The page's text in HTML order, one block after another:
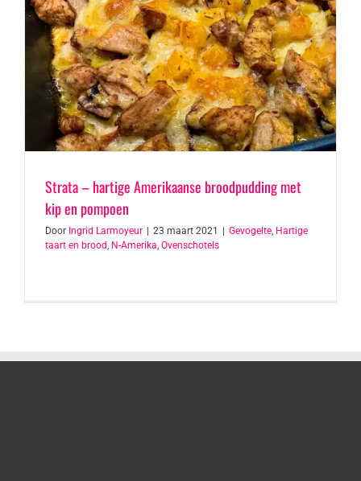
Strata – hartige Amerikaanse broodpudding met
kip en pompoen
Door Ingrid Larmoyeur 23 maart 2021 Gevogelte, Hartige
taart en brood, N-Amerika, Ovenschotels